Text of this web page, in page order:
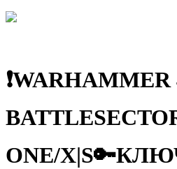
❗WARHAMMER
ONE/